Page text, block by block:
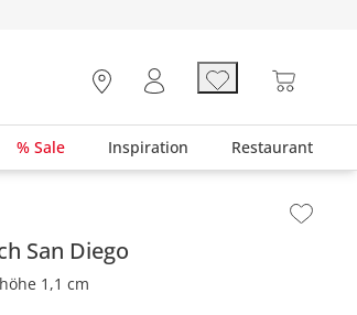
% Sale Inspiration Restaurant
- Zum Seitenende
San Diego
1,1 cm